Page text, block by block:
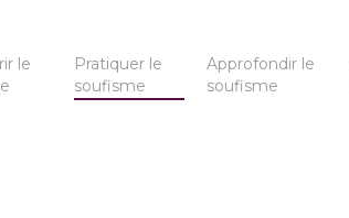
le
Pratiquer le
soufisme
Approfondir le
soufisme